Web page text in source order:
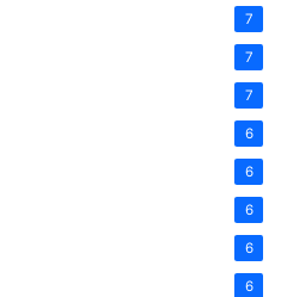
7
7
7
6
6
6
6
6